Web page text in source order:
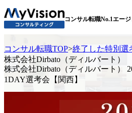
コンサル転職No.1エージ
コンサル転職TOP>終了した特別選
株式会社Dirbato（ディルバート）
株式会社Dirbato（ディルバート）
1DAY選考会【関西】